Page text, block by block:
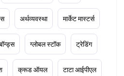
अर्थव्यवस्था मार्केट मास्टर्स
ग्लोबल स्टॉक ट्रेडिंग
क्रूड ऑयल टाटा आईपीएल